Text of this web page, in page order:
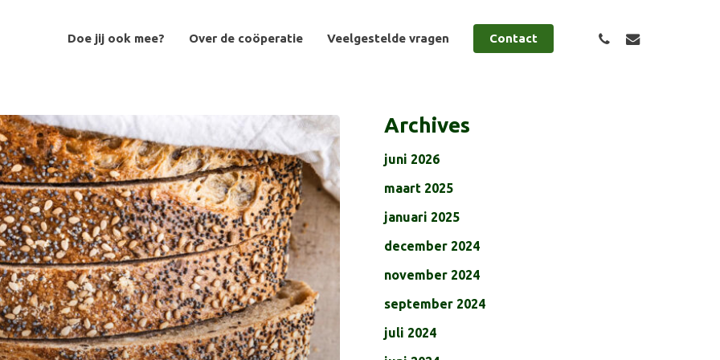
Doe jij ook mee? Over de coöperatie Veelgestelde vragen Contact phone email
Archives
juni 2026
maart 2025
januari 2025
december 2024
november 2024
september 2024
juli 2024